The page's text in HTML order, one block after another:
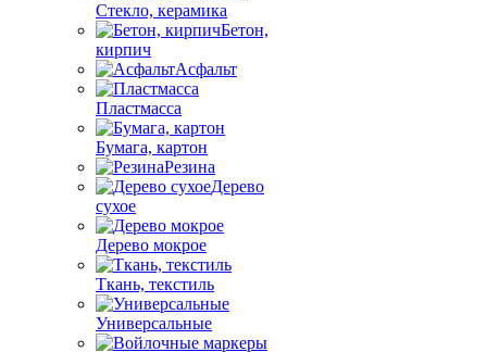
Стекло, керамика
Бетон,
кирпич
Асфальт
Пластмасса
Бумага, картон
Резина
Дерево
сухое
Дерево мокрое
Ткань, текстиль
Универсальные